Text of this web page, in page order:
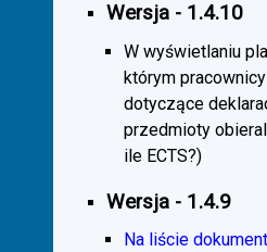
Wersja - 1.4.10
W wyświetlaniu
którym
dotyczące
przedmioty
ile ECTS?)
Wersja - 1.4.9
Na liście